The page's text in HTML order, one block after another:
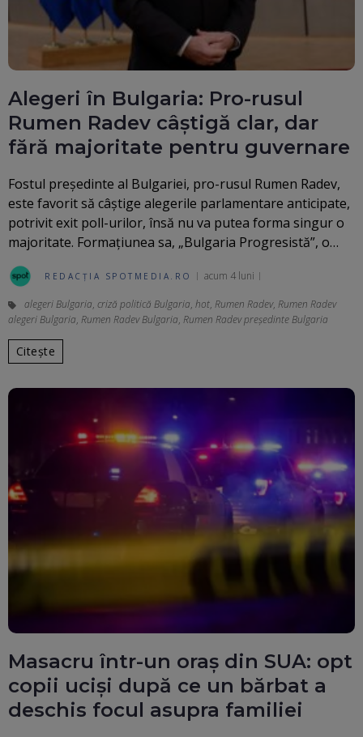
Alegeri în Bulgaria: Pro-rusul
Rumen Radev câștigă clar, dar
fără majoritate pentru guvernare
Fostul președinte al Bulgariei, pro-rusul Rumen Radev,
este favorit să câștige alegerile parlamentare anticipate,
potrivit exit poll-urilor, însă nu va putea forma singur o
majoritate. Formațiunea sa, „Bulgaria Progresistă”, o…
REDACȚIA SPOTMEDIA.RO acum 4 luni
alegeri Bulgaria, criză politică Bulgaria, hot, Rumen Radev, Rumen Radev
alegeri Bulgaria, Rumen Radev Bulgaria, Rumen Radev preşedinte Bulgaria
Citește
Masacru într-un oraș din SUA: opt
copii uciși după ce un bărbat a
deschis focul asupra familiei